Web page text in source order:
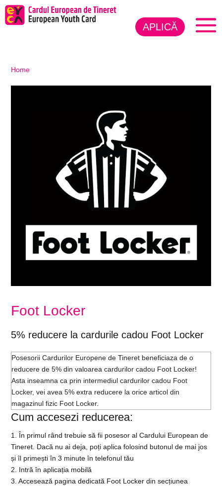
APLICĂ
Home
Foot Locker
5% reducere la cardurile cadou Foot Locker
Posesorii Cardurilor Europene de Tineret beneficiaza de o
reducere de 5% din valoarea cardurilor cadou Foot Locker!
Asta inseamna ca prin intermediul cardurilor cadou Foot
Locker, vei avea 5% extra reducere la orice articol din
magazinul fizic Foot Locker.
Cum accesezi reducerea:
1. În primul rând trebuie să fii posesor al Cardului European de
Tineret. Dacă nu ai deja, poți aplica folosind butonul de mai jos
și îl primești în 3 minute în telefonul tău
2. Intră în aplicația mobilă
3. Accesează pagina dedicată Foot Locker din secțiunea